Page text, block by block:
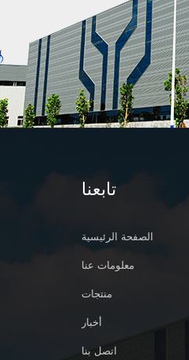
تابعنا
الصفحة الرئيسية
معلومات عنا
منتجات
أخبار
اتصل بنا